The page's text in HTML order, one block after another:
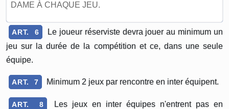
DAME À CHAQUE JEU.
ART. 6
Le joueur réserviste devra jouer au minimum un
jeu sur la durée de la compétition et ce, dans une seule
équipe.
ART. 7 Minimum 2 jeux par rencontre en inter équipent.
ART. 8
Les jeux en inter équipes n'entrent pas en